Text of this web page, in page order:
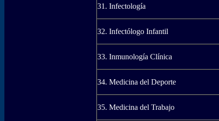
31. Infectología
32. Infectólogo Infantil
33. Inmunología Clínica
34. Medicina del Deporte
35. Medicina del Trabajo